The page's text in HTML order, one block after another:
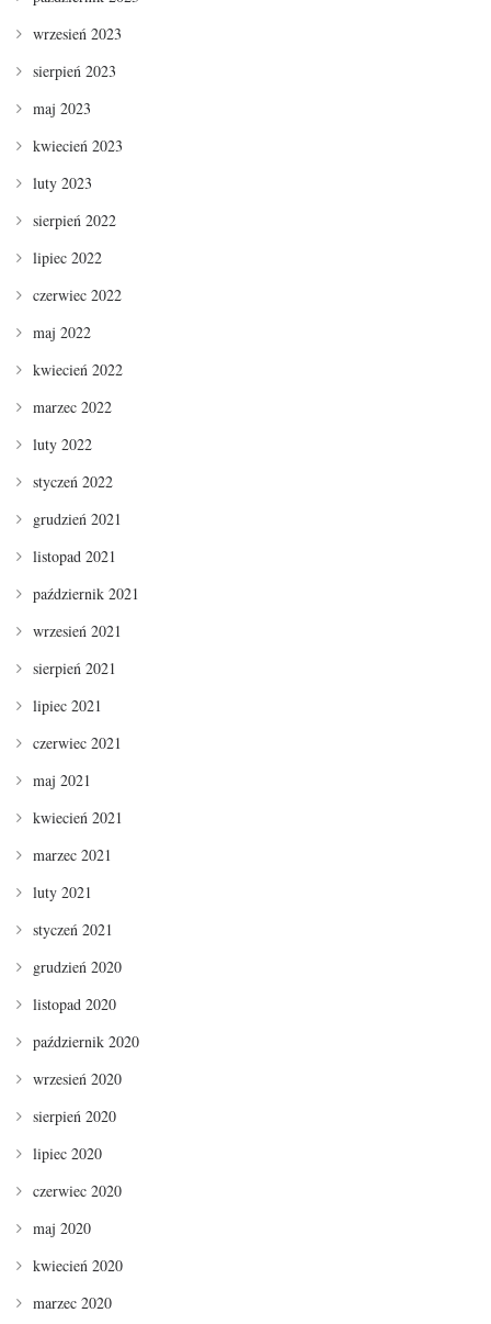
wrzesień 2023
sierpień 2023
maj 2023
kwiecień 2023
luty 2023
sierpień 2022
lipiec 2022
czerwiec 2022
maj 2022
kwiecień 2022
marzec 2022
luty 2022
styczeń 2022
grudzień 2021
listopad 2021
październik 2021
wrzesień 2021
sierpień 2021
lipiec 2021
czerwiec 2021
maj 2021
kwiecień 2021
marzec 2021
luty 2021
styczeń 2021
grudzień 2020
listopad 2020
październik 2020
wrzesień 2020
sierpień 2020
lipiec 2020
czerwiec 2020
maj 2020
kwiecień 2020
marzec 2020